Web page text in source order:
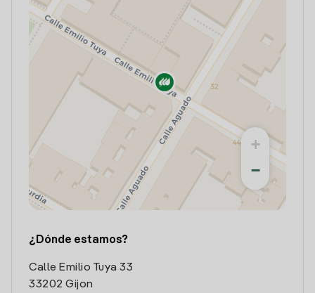
+
−
¿Dónde estamos?
Calle Emilio Tuya 33
33202 Gijon